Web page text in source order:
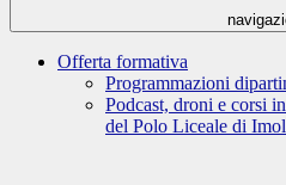
Offerta formativa
Programmazioni
Podcast, droni e corsi
del Polo Liceale di